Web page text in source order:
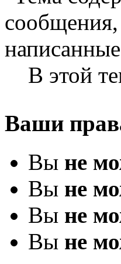
В этой
Ваши
Вы не
Вы не
Вы не
Вы не